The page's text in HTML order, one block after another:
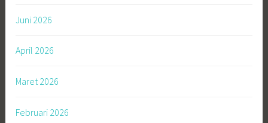
Juni 2026
April 2026
Maret 2026
Februari 2026